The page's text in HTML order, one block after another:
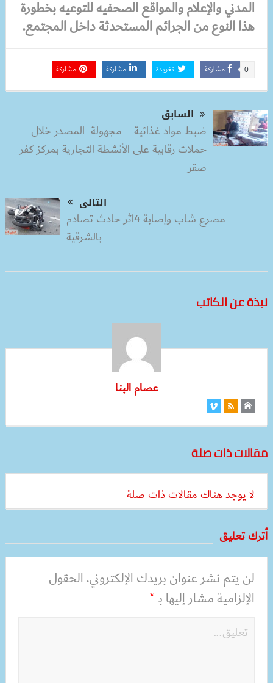
المدني والإعلام والمواقع الصحفيه للتوعيه بخطورة
هذا النوع من الجرائم المستحدثة داخل المجتمع.
مشاركة 0 تغريدة مشاركة مشاركة
السابق
ضبط مواد غذائية مجهولة المصدر خلال
حملات رقابية على الأنشطة التجارية بمركز كفر
صقر
التالى
مصرع شاب وإصابة 4اثر حادث تصادم
بالشرقية
نبذة عن الكاتب
عصام البنا
مقالات ذات صلة
لا يوجد هناك مقالات ذات صلة
أترك تعليق
لن يتم نشر عنوان بريدك الإلكتروني.الحقول
الإلزامية مشار إليها بـ*